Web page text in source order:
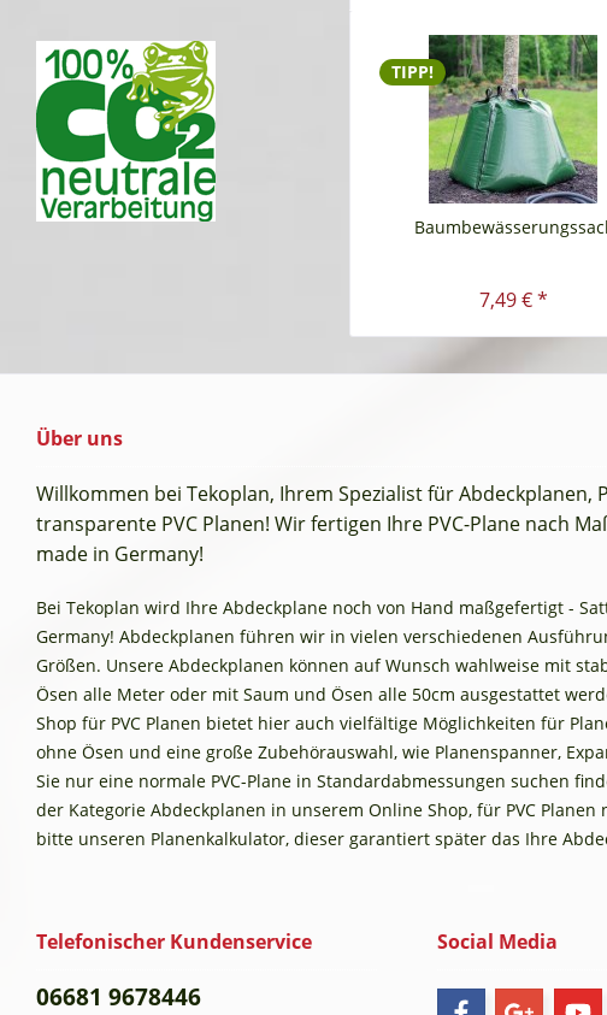
TIPP!
7,49 € *
Über uns
Willkommen bei Tekoplan, Ihrem Spezialist für Abdeckplanen,
transparente PVC Planen! Wir fertigen Ihre PVC-Plane nach
made in Germany!
Bei Tekoplan wird Ihre Abdeckplane noch von Hand maßgefertigt -
Germany! Abdeckplanen führen wir in vielen verschiedenen
Größen. Unsere Abdeckplanen können auf Wunsch wahlweise mit
Ösen alle Meter oder mit Saum und Ösen alle 50cm ausgestattet
Shop für PVC Planen bietet hier auch vielfältige Möglichkeiten für
ohne Ösen und eine große Zubehörauswahl, wie Planenspanner,
Sie nur eine normale PVC-Plane in Standardabmessungen suchen
der Kategorie Abdeckplanen in unserem Online Shop, für PVC Planen
bitte unseren Planenkalkulator, dieser garantiert später das Ihre
Telefonischer Kundenservice
06681 9678446
Social Media